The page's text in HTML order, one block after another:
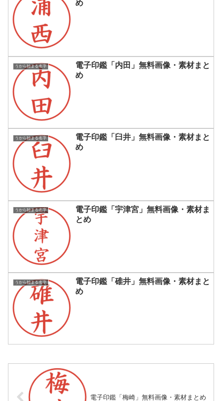
め
うから始まる名字
電子印鑑「内田」無料画像・素材まと
め
うから始まる名字
電子印鑑「臼井」無料画像・素材まと
め
うから始まる名字
電子印鑑「宇津宮」無料画像・素材ま
とめ
うから始まる名字
電子印鑑「碓井」無料画像・素材まと
め
電子印鑑「梅崎」無料画像・素材まとめ